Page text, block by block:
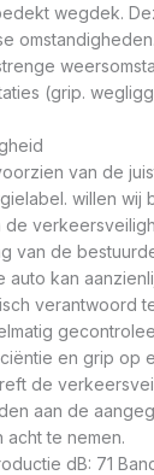
wegdek.
(grip.
van de
willen wij
van de
kan
verantwoord
en grip op
de
aan de
acht te nemen.
dB: 71